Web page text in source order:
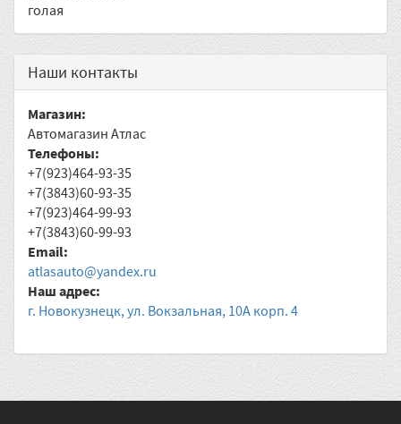
голая
Наши контакты
Магазин:
Автомагазин Атлас
Телефоны:
+7(923)464-93-35
+7(3843)60-93-35
+7(923)464-99-93
+7(3843)60-99-93
Email:
atlasauto@yandex.ru
Наш адрес:
г. Новокузнецк, ул. Вокзальная, 10А корп. 4